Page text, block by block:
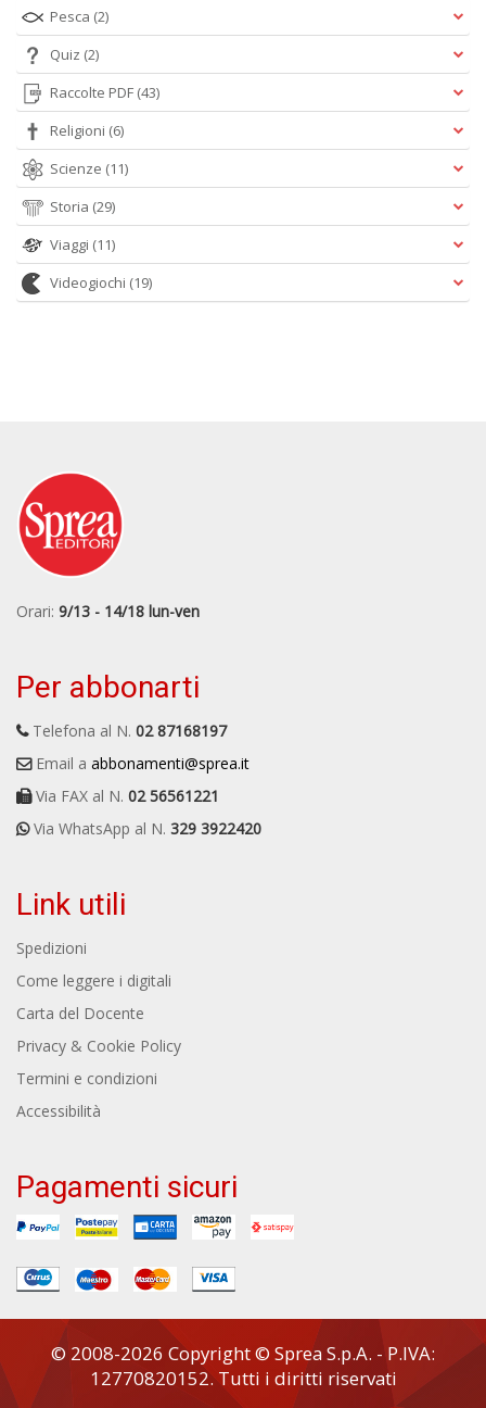
Pesca (2)
Quiz (2)
Raccolte PDF (43)
Religioni (6)
Scienze (11)
Storia (29)
Viaggi (11)
Videogiochi (19)
Orari: 9/13 - 14/18 lun-ven
Per abbonarti
Telefona al N. 02 87168197
Email a abbonamenti@sprea.it
Via FAX al N. 02 56561221
Via WhatsApp al N. 329 3922420
Link utili
Spedizioni
Come leggere i digitali
Carta del Docente
Privacy & Cookie Policy
Termini e condizioni
Accessibilità
Pagamenti sicuri
© 2008-2026 Copyright © Sprea S.p.A. - P.IVA:
12770820152. Tutti i diritti riservati